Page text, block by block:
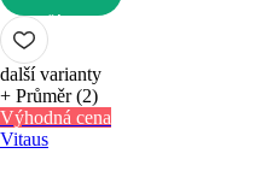
DO KOŠÍKU
další varianty
+ Průměr (2)
Výhodná cena
Vitaus